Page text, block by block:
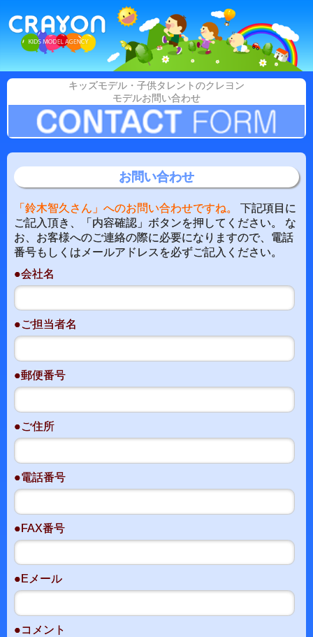
キッズモデル・子供タレントのクレヨン
モデルお問い合わせ
お問い合わせ
「鈴木智久さん」へのお問い合わせですね。
下記項目に
ご記入頂き、「内容確認」ボタンを押してください。 な
お、お客様へのご連絡の際に必要になりますので、電話
番号もしくはメールアドレスを必ずご記入ください。
●会社名
●ご担当者名
●郵便番号
●ご住所
●電話番号
●FAX番号
●Eメール
●コメント